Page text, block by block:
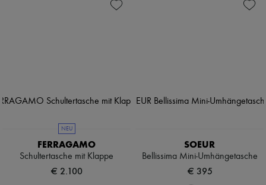
NEU
FERRAGAMO
Schultertasche mit Klappe
€ 2.100
SOEUR
Bellissima Mini-Umhängetasche
€ 395